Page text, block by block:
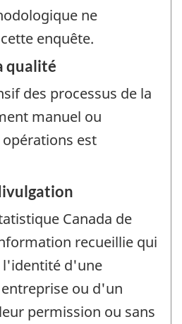
ne
enquête.
qualité
des processus de la
manuel ou
est
Canada de
recueillie qui
d'une
ou d'un
permission ou sans